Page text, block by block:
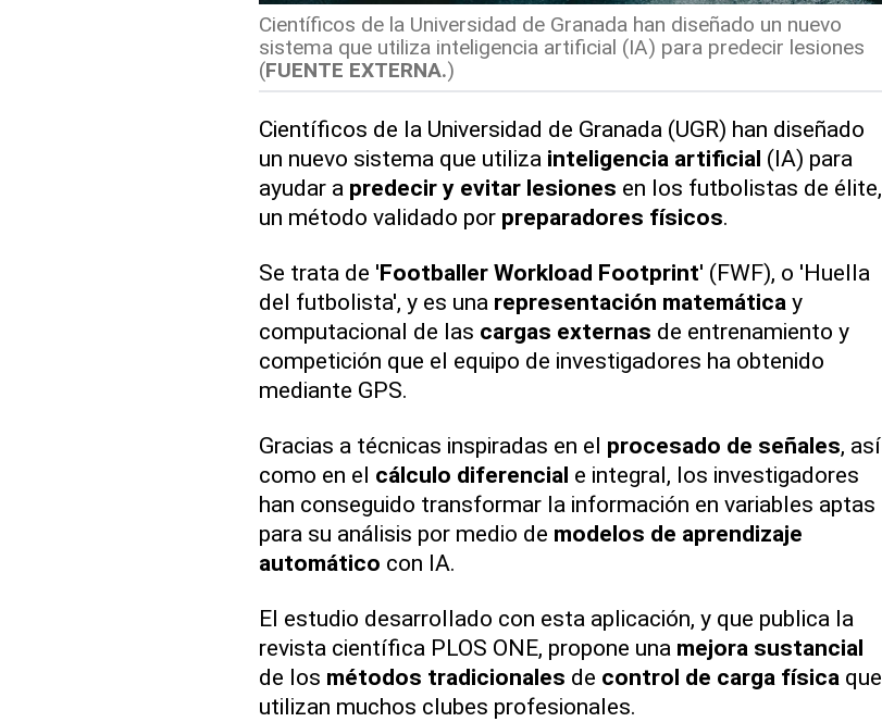
Científicos de la Universidad de Granada han diseñado un nuevo
sistema que utiliza inteligencia artificial (IA) para predecir lesiones
(FUENTE EXTERNA.)
Científicos de la Universidad de Granada (UGR) han diseñado
un nuevo sistema que utiliza inteligencia artificial (IA) para
ayudar a predecir y evitar lesiones en los futbolistas de élite,
un método validado por preparadores físicos.
Se trata de 'Footballer Workload Footprint' (FWF), o 'Huella
del futbolista', y es una representación matemáticay
computacional de las cargas externas de entrenamiento y
competición que el equipo de investigadores ha obtenido
mediante GPS.
Gracias a técnicas inspiradas en el procesado de señales, así
como en el cálculo diferencial e integral, los investigadores
han conseguido transformar la información en variables aptas
para su análisis por medio de modelos de aprendizaje
automático con IA.
El estudio desarrollado con esta aplicación, y que publica la
revista científica PLOS ONE, propone una mejora sustancial
de los métodos tradicionales de control de carga físicaque
utilizan muchos clubes profesionales.